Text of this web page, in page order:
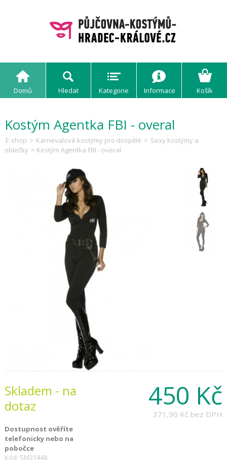
Domů Hledat Kategorie Informace Košík
Kostým Agentka FBI - overal
E-shop > Karnevalové kostýmy pro dospělé > Sexy kostýmy a
oblečky > Kostým Agentka FBI - overal
450 Kč
371,90 Kč bez DPH
Skladem - na
dotaz
Dostupnost ověříte
telefonicky nebo na
pobočce
Kód: SM31448